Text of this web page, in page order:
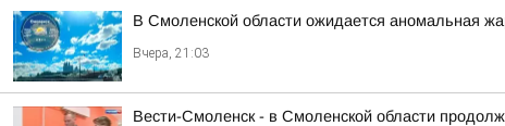
В Смоленской области ожидается аномальная
Вчера, 21:03
Вести-Смоленск - в Смоленской области